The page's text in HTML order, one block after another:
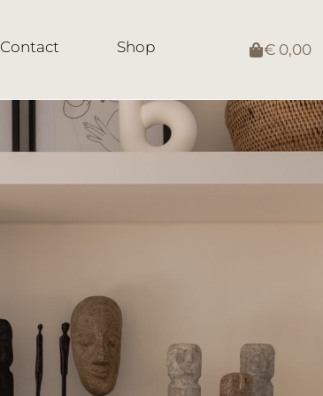
Contact Shop €0,00